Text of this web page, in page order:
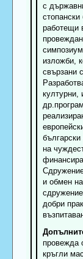
с
работещи
изложби,
свързани
културни,
на
и обмен
добри
провежда
кръгли